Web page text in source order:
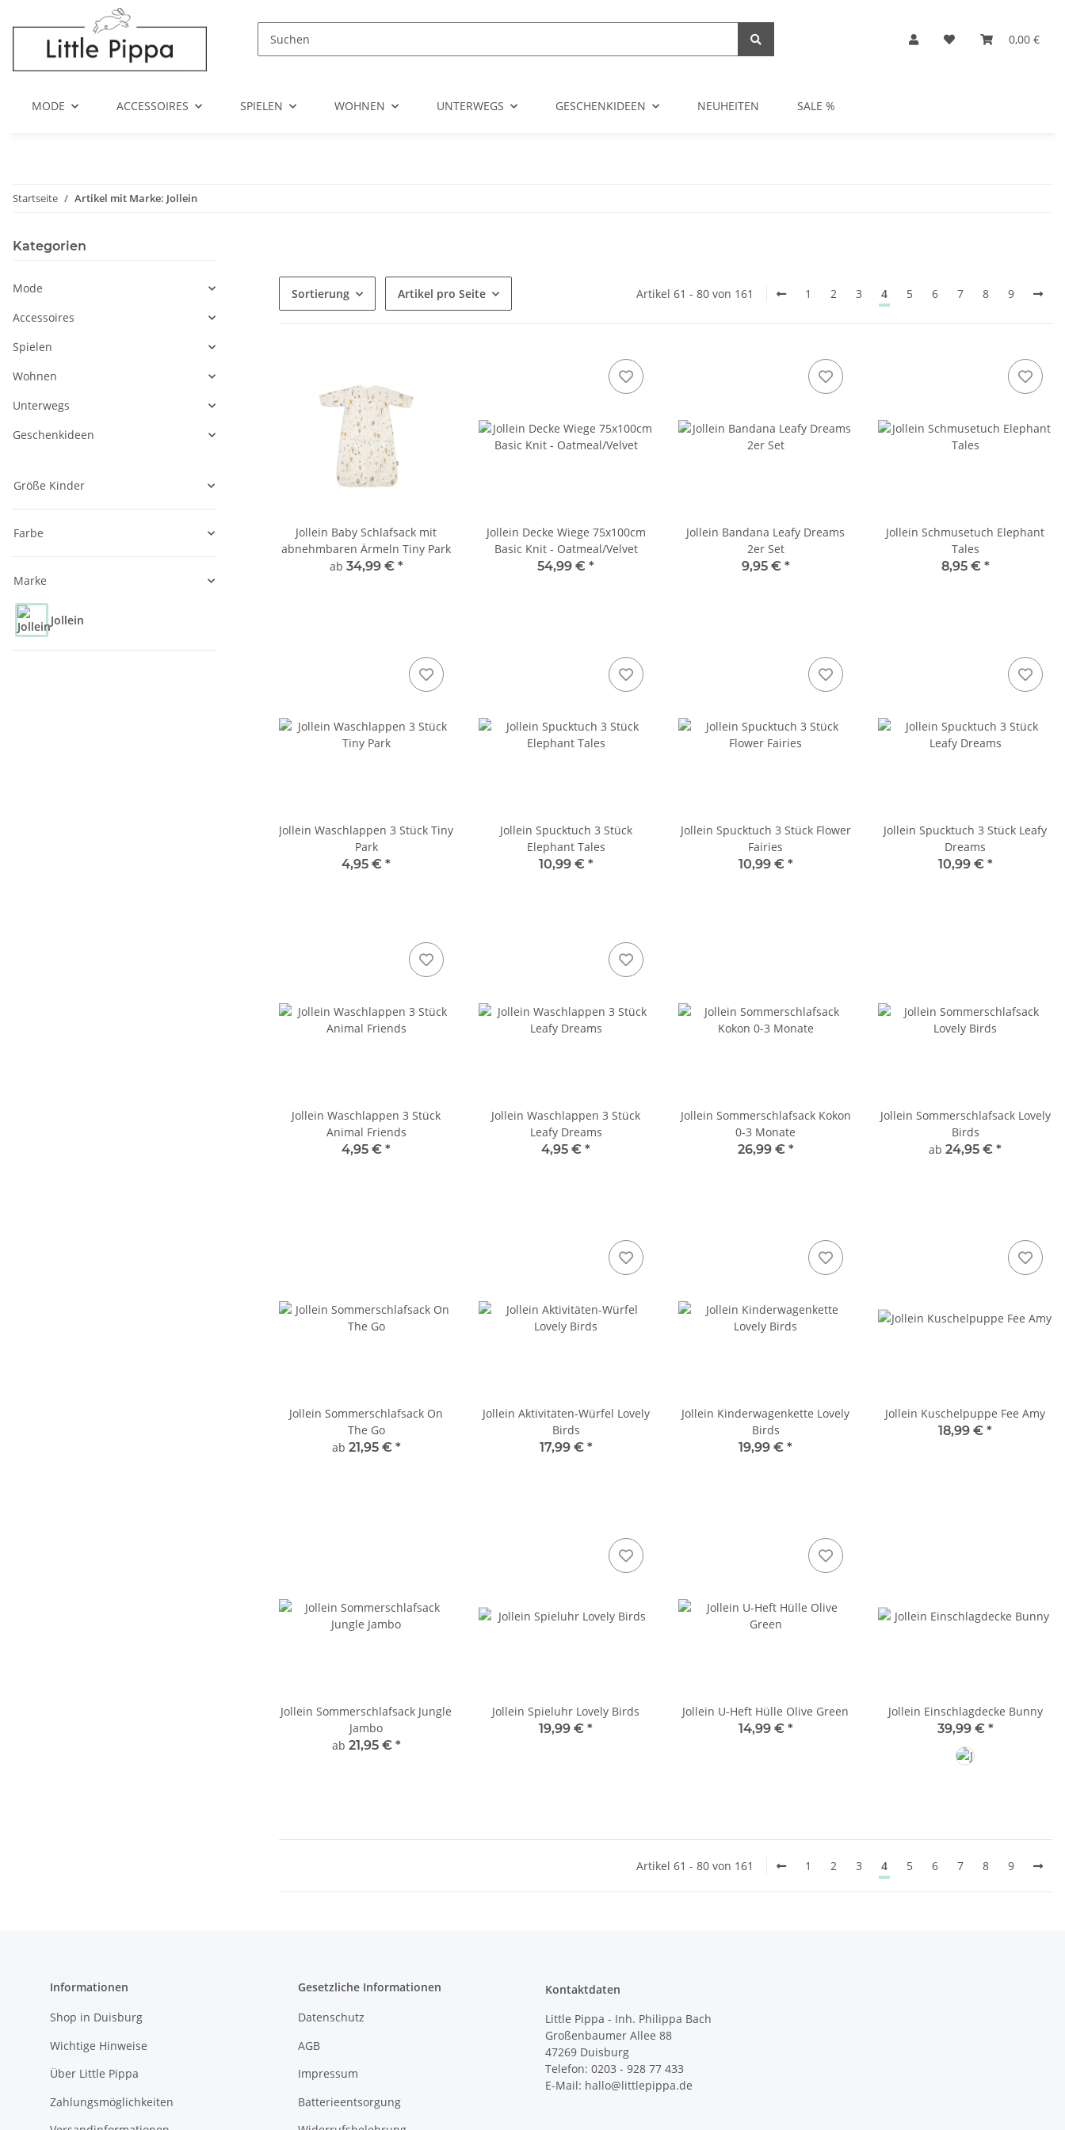
Zum Hauptinhalt springen
0,00 €
MODE ACCESSOIRES SPIELEN WOHNEN UNTERWEGS GESCHENKIDEEN NEUHEITEN SALE %
Startseite Artikel mit Marke: Jollein
Sortierung Artikel pro Seite Artikel 61 - 80 von 161 1 2 3 4 5 6 7 8 9
Jollein Baby Schlafsack mit
abnehmbaren Ärmeln Tiny Park
ab 34,99 € *
Jollein Decke Wiege 75x100cm
Basic Knit - Oatmeal/Velvet
54,99 € *
Jollein Bandana Leafy Dreams
2er Set
9,95 € *
Jollein Schmusetuch Elephant
Tales
8,95 € *
Jollein Waschlappen 3 Stück Tiny
Park
4,95 € *
Jollein Spucktuch 3 Stück
Elephant Tales
10,99 € *
Jollein Spucktuch 3 Stück Flower
Fairies
10,99 € *
Jollein Spucktuch 3 Stück Leafy
Dreams
10,99 € *
Jollein Waschlappen 3 Stück
Animal Friends
4,95 € *
Jollein Waschlappen 3 Stück
Leafy Dreams
4,95 € *
Jollein Sommerschlafsack Kokon
0-3 Monate
26,99 € *
Jollein Sommerschlafsack Lovely
Birds
ab 24,95 € *
Jollein Sommerschlafsack On
The Go
ab 21,95 € *
Jollein Aktivitäten-Würfel Lovely
Birds
17,99 € *
Jollein Kinderwagenkette Lovely
Birds
19,99 € *
Jollein Kuschelpuppe Fee Amy
18,99 € *
Jollein Sommerschlafsack Jungle
Jambo
ab 21,95 € *
Jollein Spieluhr Lovely Birds
19,99 € *
Jollein U-Heft Hülle Olive Green
14,99 € *
Jollein Einschlagdecke Bunny
39,99 € *
Artikel 61 - 80 von 161 1 2 3 4 5 6 7 8 9
Kategorien
Mode
Accessoires
Spielen
Wohnen
Unterwegs
Geschenkideen
Größe Kinder
Farbe
Marke
Jollein
Informationen
Shop in Duisburg
Wichtige Hinweise
Über Little Pippa
Zahlungsmöglichkeiten
Gesetzliche Informationen
Datenschutz
AGB
Impressum
Batterieentsorgung
Kontaktdaten
Little Pippa - Inh. Philippa Bach
Großenbaumer Allee 88
47269 Duisburg
Telefon: 0203 - 928 77 433
E-Mail: hallo@littlepippa.de